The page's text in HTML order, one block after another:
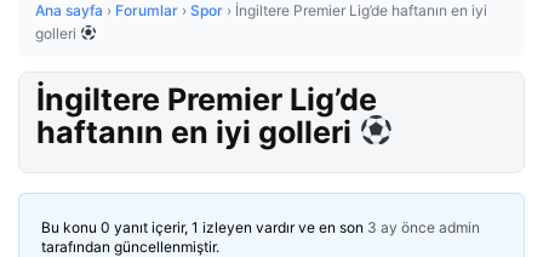
Ana sayfa › Forumlar › Spor › İngiltere Premier Lig’de haftanın en iyi
golleri
İngiltere Premier Lig’de
haftanın en iyi golleri
Bu konu 0 yanıt içerir, 1 izleyen vardır ve en son 3 ay önce admin
tarafından güncellenmiştir.